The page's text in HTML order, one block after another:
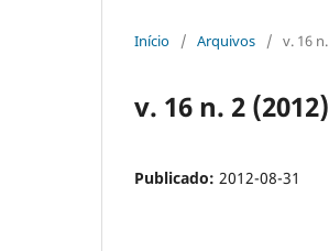
Início / Arquivos / v. 16
v. 16 n. 2
Publicado: 2012-08-31